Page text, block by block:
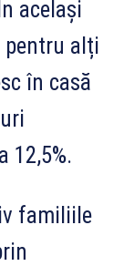
același
pentru alți
în casă
12,5%.
familiile